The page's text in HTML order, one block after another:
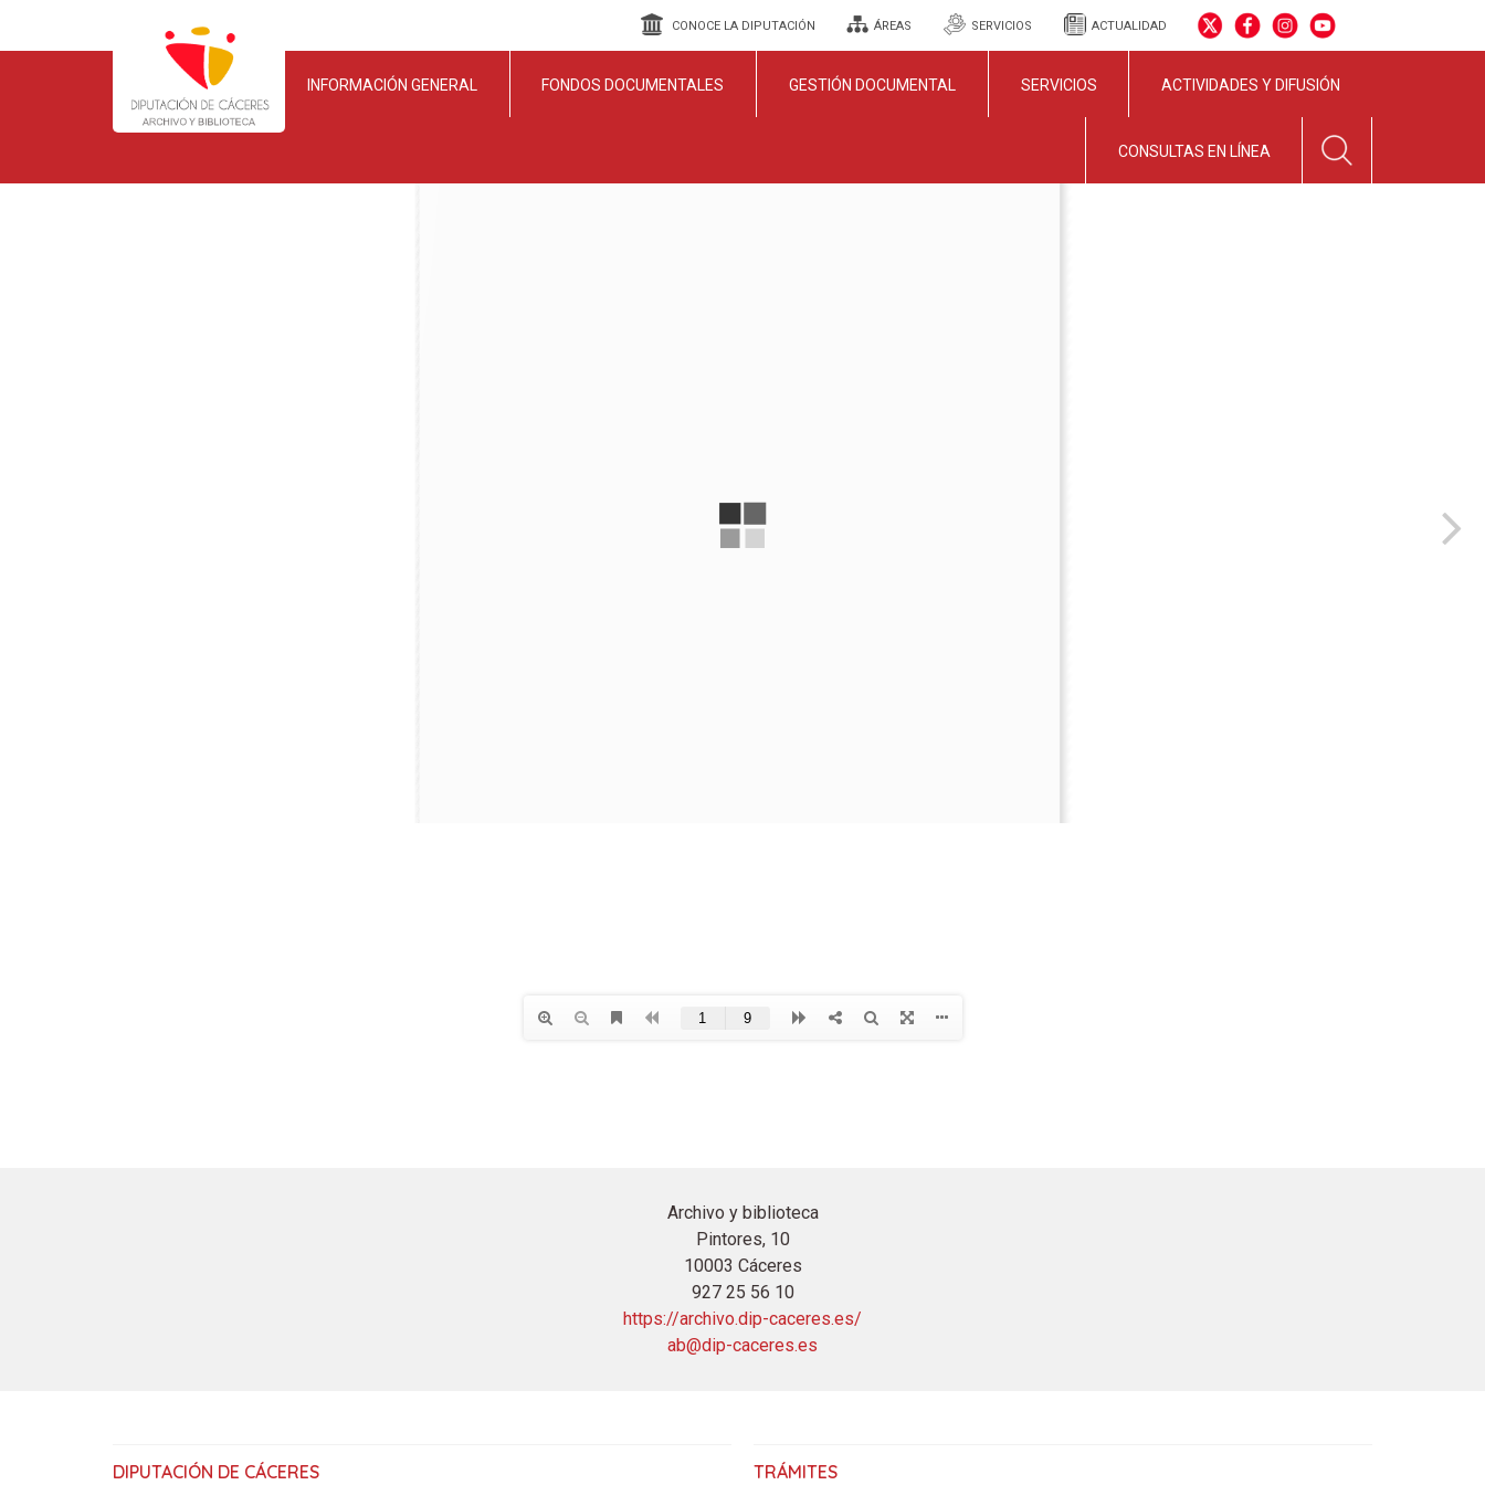
CONOCE LA DIPUTACIÓN ÁREAS SERVICIOS ACTUALIDAD
INFORMACIÓN GENERAL FONDOS DOCUMENTALES GESTIÓN DOCUMENTAL SERVICIOS ACTIVIDADES Y DIFUSIÓN
CONSULTAS EN LÍNEA
Archivo y biblioteca
Pintores, 10
10003 Cáceres
927 25 56 10
https://archivo.dip-caceres.es/
ab@dip-caceres.es
DIPUTACIÓN DE CÁCERES TRÁMITES